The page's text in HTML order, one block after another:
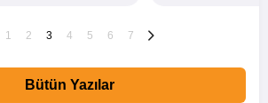
1 2 3 4 5 6 7
Bütün Yazılar